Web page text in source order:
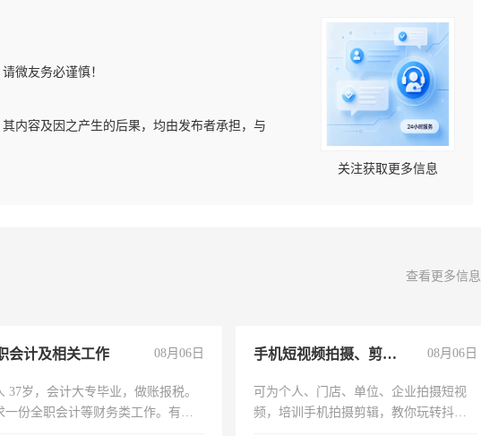
微友务必谨慎！
内容及因之产生的后果，均由发布者承担，与
关注获取更多信息
查看更多信息
会计及相关工作 08月06日
37岁，会计大专毕业，做账报税。
一份全职会计等财务类工作。有会
手机短视频拍摄、剪辑、抖音快手 08月06日
可为个人、门店、单位、企业拍摄短视
频，培训手机拍摄剪辑，教你玩转抖音